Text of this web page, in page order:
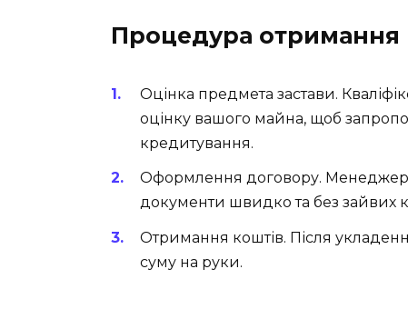
Процедура отримання
Оцінка предмета застави.
оцінку вашого майна, щоб
кредитування.
Оформлення договору.
документи швидко та без зайвих
Отримання коштів. Після
суму на руки.